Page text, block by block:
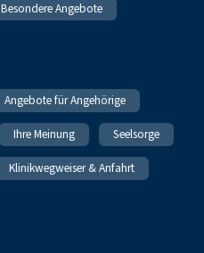
Besondere Angebote
Angebote für Angehörige
Ihre Meinung Seelsorge
Klinikwegweiser & Anfahrt